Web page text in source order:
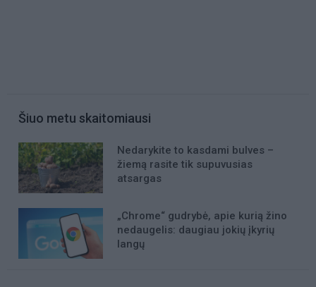
Šiuo metu skaitomiausi
Nedarykite to kasdami bulves –
žiemą rasite tik supuvusias
atsargas
„Chrome“ gudrybė, apie kurią žino
nedaugelis: daugiau jokių įkyrių
langų